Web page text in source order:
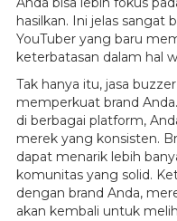
hasilkan. Ini jelas sangat
YouTuber yang baru
keterbatasan dalam hal
Tak hanya itu, jasa
memperkuat brand
di berbagai platform,
merek yang konsisten.
dapat menarik lebih
komunitas yang solid.
dengan brand Anda,
akan kembali untuk